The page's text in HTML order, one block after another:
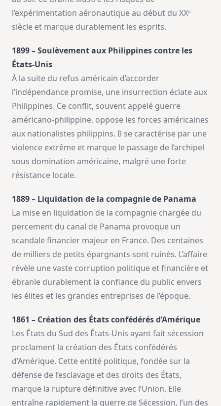
l’expérimentation aéronautique au début du XXᵉ
siècle et marque durablement les esprits.
1899 – Soulèvement aux Philippines contre les
États-Unis
À la suite du refus américain d’accorder
l’indépendance promise, une insurrection éclate aux
Philippines. Ce conflit, souvent appelé guerre
américano-philippine, oppose les forces américaines
aux nationalistes philippins. Il se caractérise par une
violence extrême et marque le passage de l’archipel
sous domination américaine, malgré une forte
résistance locale.
1889 – Liquidation de la compagnie de Panama
La mise en liquidation de la compagnie chargée du
percement du canal de Panama provoque un
scandale financier majeur en France. Des centaines
de milliers de petits épargnants sont ruinés. L’affaire
révèle une vaste corruption politique et financière et
ébranle durablement la confiance du public envers
les élites et les grandes entreprises de l’époque.
1861 – Création des États confédérés d’Amérique
Les États du Sud des États-Unis ayant fait sécession
proclament la création des États confédérés
d’Amérique. Cette entité politique, fondée sur la
défense de l’esclavage et des droits des États,
marque la rupture définitive avec l’Union. Elle
entraîne rapidement la guerre de Sécession, l’un des